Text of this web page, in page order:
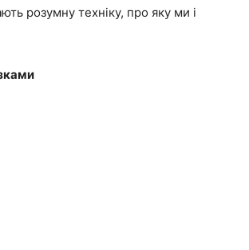
розумну техніку, про яку ми і